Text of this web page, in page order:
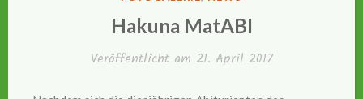
Hakuna MatABI
Veröffentlicht am 21. April 2017